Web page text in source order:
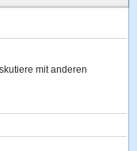
mit anderen